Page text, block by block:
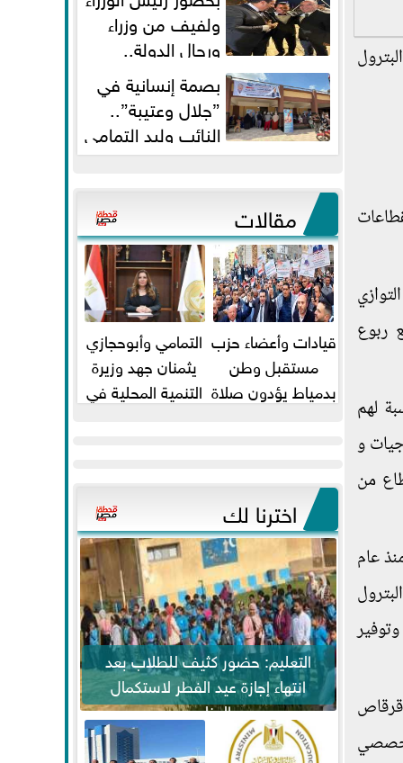
ربوع
لهم
و
من
جنيه سنويا منذ عام
قرقاص
ولفيف من وزراء
ورجال الدولة..
النائبان وليد التمامي ومحمد...
بصمة إنسانية في
”جلال وعتيبة”..
النائب وليد التمامي
والبروفيسور جمال شيحة يداويان...
مقالات
قيادات وأعضاء حزب
مستقبل وطن
بدمياط يؤدون صلاة
التمامي وأبوحجازي
يثمنان جهد وزيرة
التنمية المحلية في
اخترنا لك
التعليم: حضور كثيف للطلاب بعد
انتهاء إجازة عيد الفطر لاستكمال
المناهج